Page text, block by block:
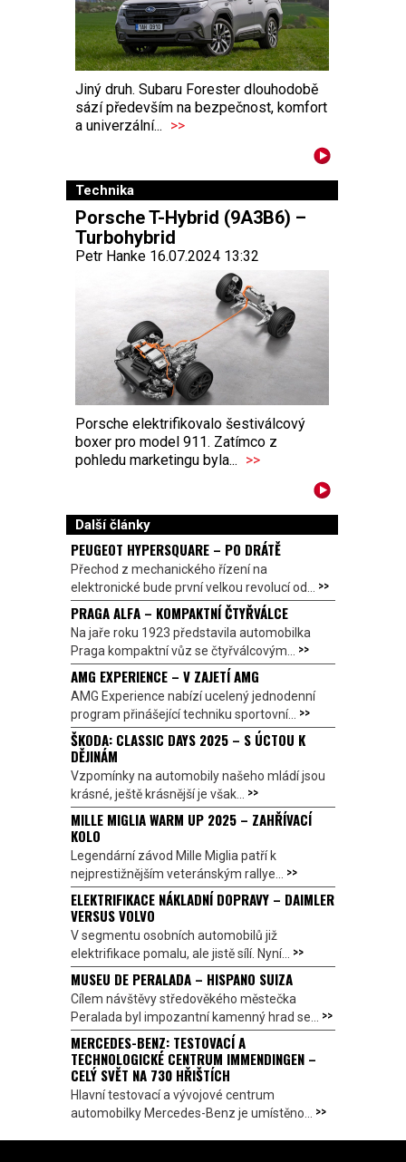
Jiný druh. Subaru Forester dlouhodobě
sází především na bezpečnost, komfort
a univerzální... >>
Technika
Porsche T-Hybrid (9A3B6) –
Turbohybrid
Petr Hanke 16.07.2024 13:32
Porsche elektrifikovalo šestiválcový
boxer pro model 911. Zatímco z
pohledu marketingu byla... >>
Další články
PEUGEOT HYPERSQUARE – PO DRÁTĚ
Přechod z mechanického řízení na
elektronické bude první velkou revolucí od... >>
PRAGA ALFA – KOMPAKTNÍ ČTYŘVÁLCE
Na jaře roku 1923 představila automobilka
Praga kompaktní vůz se čtyřválcovým... >>
AMG EXPERIENCE – V ZAJETÍ AMG
AMG Experience nabízí ucelený jednodenní
program přinášející techniku sportovní... >>
ŠKODA: CLASSIC DAYS 2025 – S ÚCTOU K
DĚJINÁM
Vzpomínky na automobily našeho mládí jsou
krásné, ještě krásnější je však... >>
MILLE MIGLIA WARM UP 2025 – ZAHŘÍVACÍ
KOLO
Legendární závod Mille Miglia patří k
nejprestižnějším veteránským rallye... >>
ELEKTRIFIKACE NÁKLADNÍ DOPRAVY – DAIMLER
VERSUS VOLVO
V segmentu osobních automobilů již
elektrifikace pomalu, ale jistě sílí. Nyní... >>
MUSEU DE PERALADA – HISPANO SUIZA
Cílem návštěvy středověkého městečka
Peralada byl impozantní kamenný hrad se... >>
MERCEDES-BENZ: TESTOVACÍ A
TECHNOLOGICKÉ CENTRUM IMMENDINGEN –
CELÝ SVĚT NA 730 HŘIŠTÍCH
Hlavní testovací a vývojové centrum
automobilky Mercedes-Benz je umístěno... >>